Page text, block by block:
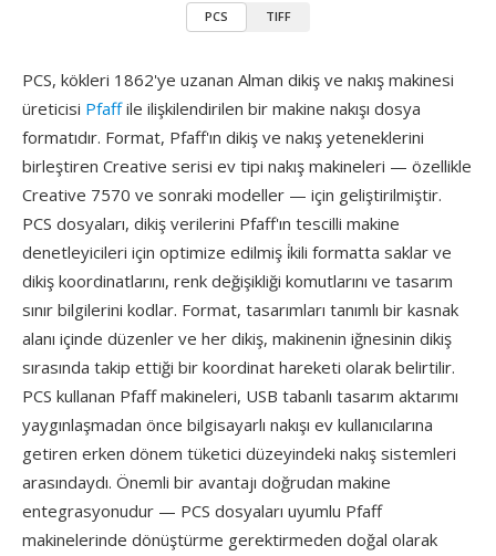
PCS TIFF
PCS, kökleri 1862'ye uzanan Alman dikiş ve nakış makinesi
üreticisi Pfaffile ilişkilendirilen bir makine nakışı dosya
formatıdır. Format, Pfaff'ın dikiş ve nakış yeteneklerini
birleştiren Creative serisi ev tipi nakış makineleri — özellikle
Creative 7570 ve sonraki modeller — için geliştirilmiştir.
PCS dosyaları, dikiş verilerini Pfaff'ın tescilli makine
denetleyicileri için optimize edilmiş i̇kili formatta saklar ve
dikiş koordinatlarını, renk değişikliği komutlarını ve tasarım
sınır bilgilerini kodlar. Format, tasarımları tanımlı bir kasnak
alanı içinde düzenler ve her dikiş, makinenin iğnesinin dikiş
sırasında takip ettiği bir koordinat hareketi olarak belirtilir.
PCS kullanan Pfaff makineleri, USB tabanlı tasarım aktarımı
yaygınlaşmadan önce bilgisayarlı nakışı ev kullanıcılarına
getiren erken dönem tüketici düzeyindeki nakış sistemleri
arasındaydı. Önemli bir avantajı doğrudan makine
entegrasyonudur — PCS dosyaları uyumlu Pfaff
makinelerinde dönüştürme gerektirmeden doğal olarak